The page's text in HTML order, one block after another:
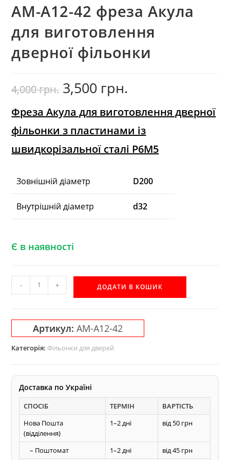
AM-A12-42 фреза Акула
для виготовлення
дверної фільонки
4,000грн. Оригінальна
ціна:
4,000
грн..
3,500 грн.
Фреза Акула для виготовлення дверної
фільонки з пластинами із
швидкорізальної сталі Р6М5
Зовнішній діаметр D200
Внутрішній діаметр d32
Є в наявності
A12-
фреза
для
фільонки
кількість
- + ДОДАТИ В КОШИК
Артикул:AM-A12-42
Категорія:Фільонки для дверей
Доставка по Україні
СПОСІБ ТЕРМІН
ВАРТІСТЬ
Нова Пошта
(відділення)
1–2 дні від 50 грн
– Поштомат 1–2 дні
від 45 грн